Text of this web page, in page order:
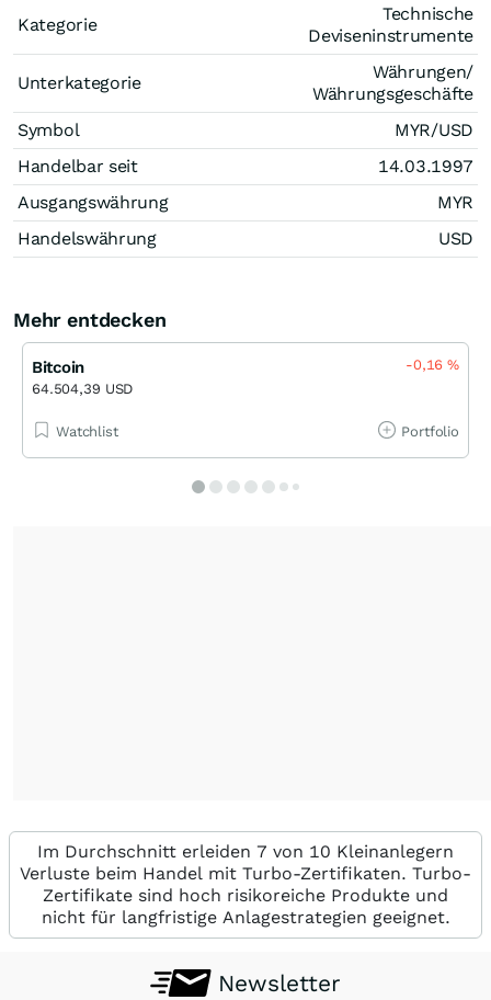
Kategorie
Technische
Deviseninstrumente
Unterkategorie
Währungen/
Währungsgeschäfte
Symbol
MYR/USD
Handelbar seit
14.03.1997
Ausgangswährung
MYR
Handelswährung
USD
Mehr entdecken
Bitcoin
64.504,39 USD
-0,16%
Watchlist Portfolio
Im Durchschnitt erleiden 7 von 10 Kleinanlegern
Verluste beim Handel mit Turbo-Zertifikaten. Turbo-
Zertifikate sind hoch risikoreiche Produkte und
nicht für langfristige Anlagestrategien geeignet.
Newsletter